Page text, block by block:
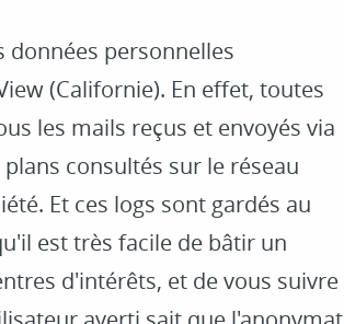
données personnelles
(Californie). En effet, toutes
les mails reçus et envoyés via
consultés sur le réseau
Et ces logs sont gardés au
est très facile de bâtir un
d'intérêts, et de vous suivre